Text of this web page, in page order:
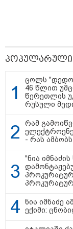
ცოლს
46 წლით
წერეთლის
რუსული
რამ
- რას
"ნია
ნია იმნაძე
ექიმი: